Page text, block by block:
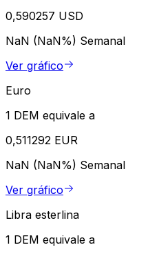
0,590257 USD
NaN (NaN%) Semanal
Ver gráfico
Euro
1 DEM equivale a
0,511292 EUR
NaN (NaN%) Semanal
Ver gráfico
Libra esterlina
1 DEM equivale a